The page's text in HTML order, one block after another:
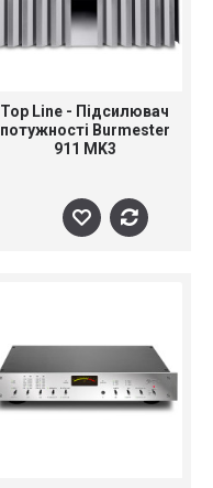
Top Line - Підсилювач
потужності Burmester
911 MK3